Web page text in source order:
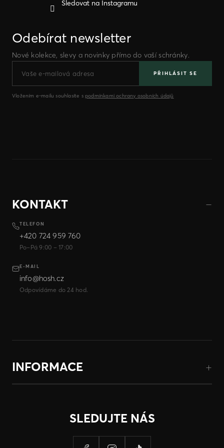
Sledovat na Instagramu
Odebírat newsletter
Nové kolekce, slevy a novinky přímo do vaší schránky.
PŘIHLÁSIT SE
Vložením e-mailu souhlasíte s podmínkami ochrany osobních údajů
KONTAKT
TELEFON
+420 724 959 760
Po–Pá 9:00 – 17:00
E-MAIL
info@hosh.cz
Odpovídáme do 24 hod.
INFORMACE
SLEDUJTE NÁS